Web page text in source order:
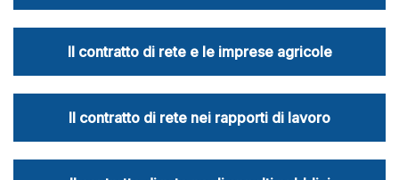
Il contratto di rete e le imprese agricole
Il contratto di rete nei rapporti di lavoro